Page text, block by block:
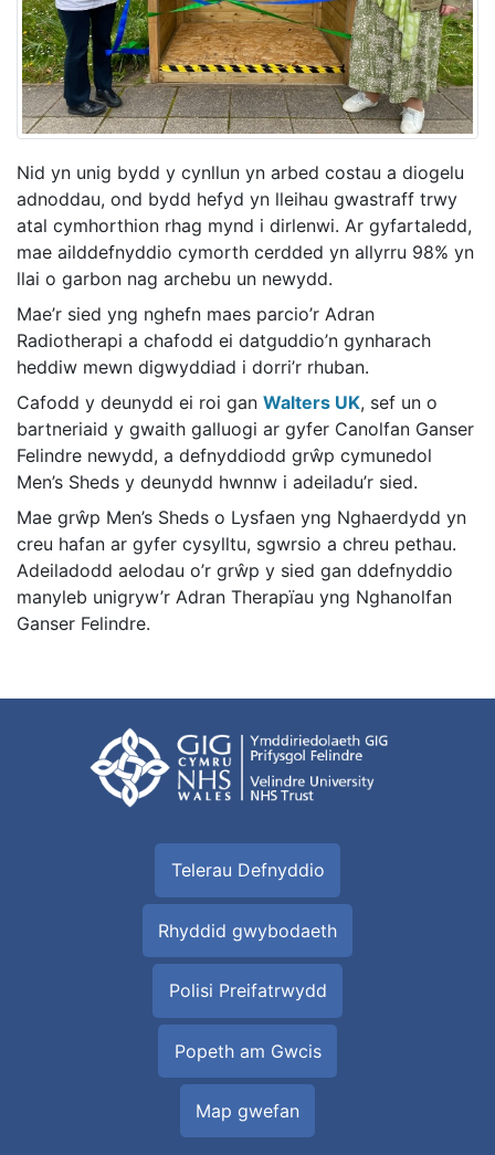
Nid yn unig bydd y cynllun yn arbed costau a diogelu
adnoddau, ond bydd hefyd yn lleihau gwastraff trwy
atal cymhorthion rhag mynd i dirlenwi. Ar gyfartaledd,
mae ailddefnyddio cymorth cerdded yn allyrru 98% yn
llai o garbon nag archebu un newydd.
Mae’r sied yng nghefn maes parcio’r Adran
Radiotherapi a chafodd ei datguddio’n gynharach
heddiw mewn digwyddiad i dorri’r rhuban.
Cafodd y deunydd ei roi gan Walters UK, sef un o
bartneriaid y gwaith galluogi ar gyfer Canolfan Ganser
Felindre newydd, a defnyddiodd grŵp cymunedol
Men’s Sheds y deunydd hwnnw i adeiladu’r sied.
Mae grŵp Men’s Sheds o Lysfaen yng Nghaerdydd yn
creu hafan ar gyfer cysylltu, sgwrsio a chreu pethau.
Adeiladodd aelodau o’r grŵp y sied gan ddefnyddio
manyleb unigryw’r Adran Therapïau yng Nghanolfan
Ganser Felindre.
Telerau Defnyddio
Rhyddid gwybodaeth
Polisi Preifatrwydd
Popeth am Gwcis
Map gwefan